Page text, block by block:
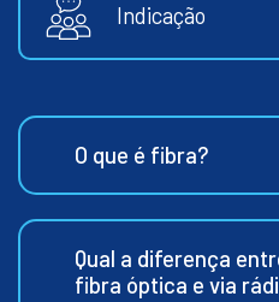
Indicação
O que é fibra?
Qual a diferença
fibra óptica e via